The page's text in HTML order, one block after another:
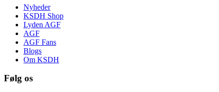
Nyheder
KSDH Shop
Lyden AGF
AGF
AGF Fans
Blogs
Om KSDH
Følg os